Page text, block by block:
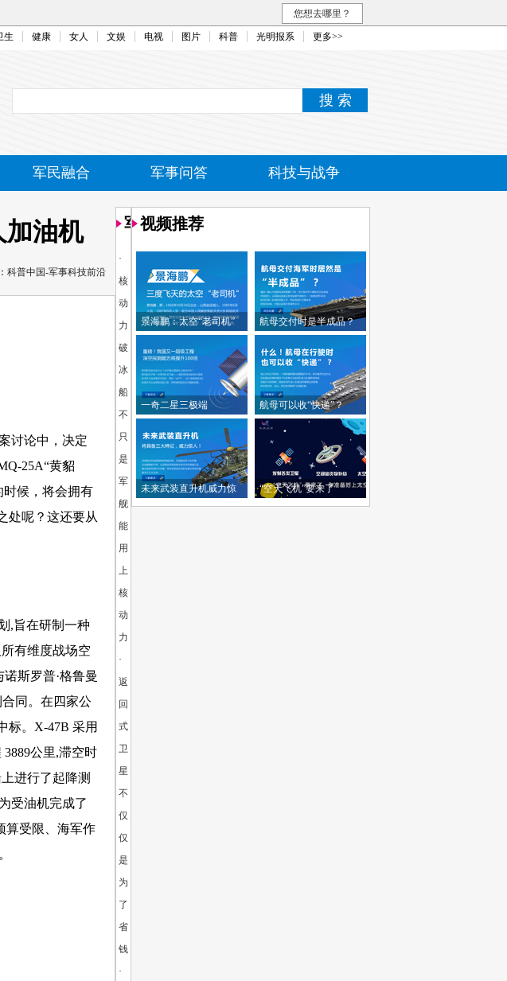
您想去哪里？
生 健康 女人 文娱 电视 图片 科普 光明报系 更多>>
军民融合 军事问答 科技与战争
油机
科普中国-军事科技前沿
讨论中，决定
25A“黄貂
时候，将会拥有
处呢？这还要从
,旨在研制一种
有维度战场空
斯罗普·格鲁曼
同。在四家公
标。X-47B 采用
公里,滞空时
进行了起降测
受油机完成了
算受限、海军作
视频推荐
景海鹏：太空“老司机” 航母交付时是半成品？
一奇二星三极端 航母可以收“快递”？
未来武装直升机威力惊
人
“空天飞机”要来了
军民融合
·
核
动
力
破
冰
船：
不
只
是
军
舰
能
用
上
核
动
力
·
返
回
式
卫
星：
不
仅
仅
是
为
了
省
钱
·